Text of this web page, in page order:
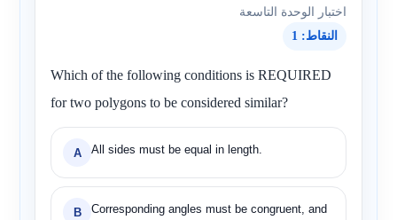
اختبار الوحدة التاسعة
النقاط: 1
Which of the following conditions is REQUIRED
for two polygons to be considered similar?
A All sides must be equal in length.
B
Corresponding angles must be congruent, and